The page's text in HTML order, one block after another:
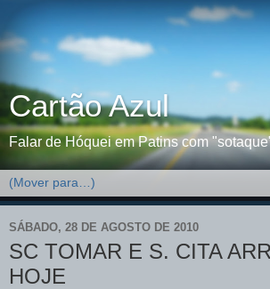
Cartão Azul
Falar de Hóquei em Patins com
SÁBADO, 28 DE AGOSTO DE 2010
SC TOMAR E S. CITA
HOJE